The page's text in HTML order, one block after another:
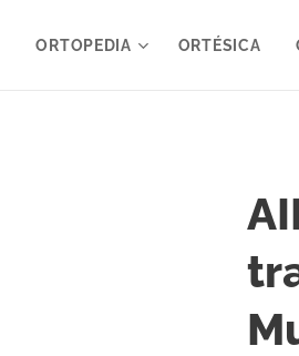
ORTOPEDIA ORTÉSICA